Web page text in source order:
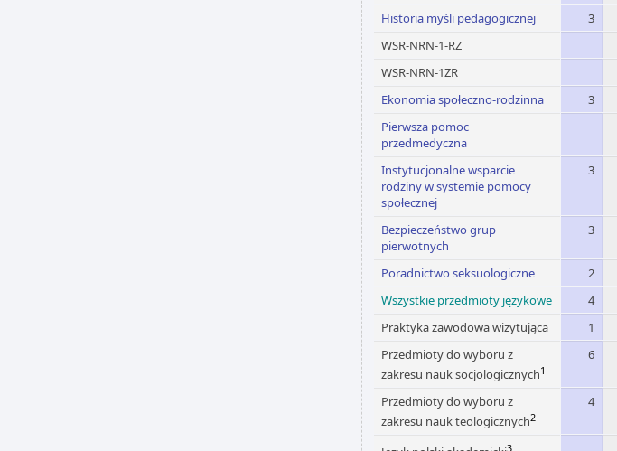
Historia myśli pedagogicznej 3
WSR-NRN-1-RZ
WSR-NRN-1ZR
Ekonomia społeczno-rodzinna
3
Pierwsza pomoc
przedmedyczna
Instytucjonalne wsparcie
rodziny w systemie pomocy
społecznej
3
Bezpieczeństwo grup
pierwotnych
3
Poradnictwo seksuologiczne 2
Wszystkie przedmioty językowe
4
Praktyka zawodowa wizytująca
1
Przedmioty do wyboru z
zakresu nauk socjologicznych1
6
Przedmioty do wyboru z
zakresu nauk teologicznych2
4
3